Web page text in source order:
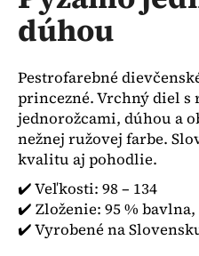
0,0
z
hviezdičiek.
dúhou
Pestrofarebné
princezné. Vrchný diel
jednorožcami, dúhou a
nežnej ružovej farbe.
kvalitu aj pohodlie.
✔️ Veľkosti: 98 – 134
✔️ Zloženie: 95 % bavlna,
✔️ Vyrobené na
á
j
s
ť
?
HĽADAŤ